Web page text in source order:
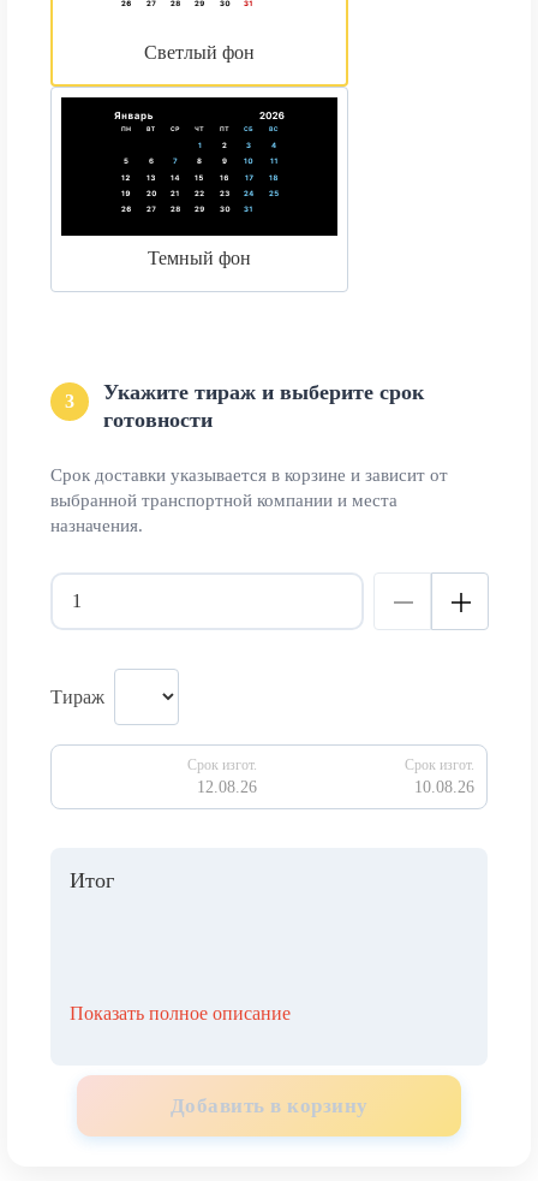
Светлый фон
Темный фон
3
Укажите тираж и выберите срок
готовности
Срок доставки указывается в корзине и зависит от
выбранной транспортной компании и места
назначения.
Тираж
Срок изгот.
12.08.26
Срок изгот.
10.08.26
Итог
Показать полное описание
Добавить в корзину